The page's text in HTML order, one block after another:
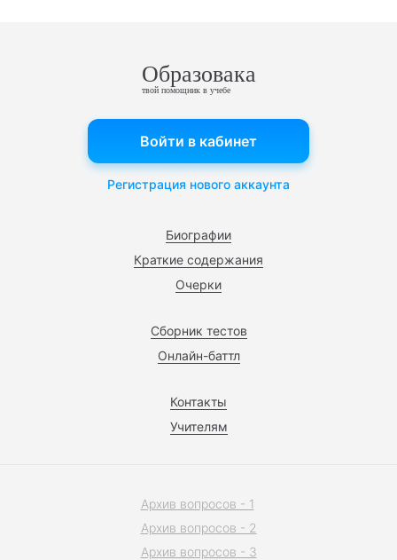
Образовака
твой помощник в учебе
Биографии
Краткие содержания
Очерки
Сборник тестов
Онлайн-баттл
Контакты
Учителям
Войти в кабинет
Регистрация нового аккаунта
Архив вопросов - 1
Архив вопросов - 2
Архив вопросов - 3